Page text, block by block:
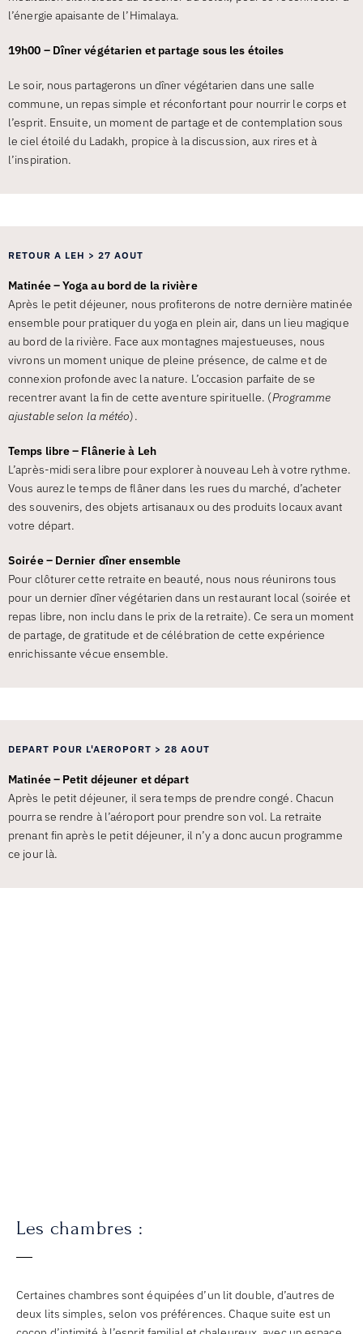
l’énergie apaisante de l’Himalaya.
19h00 – Dîner végétarien et partage sous les étoiles
Le soir, nous partagerons un dîner végétarien dans une salle
commune, un repas simple et réconfortant pour nourrir le corps et
l’esprit. Ensuite, un moment de partage et de contemplation sous
le ciel étoilé du Ladakh, propice à la discussion, aux rires et à
l’inspiration.
RETOUR A LEH > 27 AOUT
Matinée – Yoga au bord de la rivière
Après le petit déjeuner, nous profiterons de notre dernière matinée
ensemble pour pratiquer du yoga en plein air, dans un lieu magique
au bord de la rivière. Face aux montagnes majestueuses, nous
vivrons un moment unique de pleine présence, de calme et de
connexion profonde avec la nature. L’occasion parfaite de se
recentrer avant la fin de cette aventure spirituelle. (Programme
ajustable selon la météo).
Temps libre – Flânerie à Leh
L’après-midi sera libre pour explorer à nouveau Leh à votre rythme.
Vous aurez le temps de flâner dans les rues du marché, d’acheter
des souvenirs, des objets artisanaux ou des produits locaux avant
votre départ.
Soirée – Dernier dîner ensemble
Pour clôturer cette retraite en beauté, nous nous réunirons tous
pour un dernier dîner végétarien dans un restaurant local (soirée et
repas libre, non inclu dans le prix de la retraite). Ce sera un moment
de partage, de gratitude et de célébration de cette expérience
enrichissante vécue ensemble.
DEPART POUR L'AEROPORT > 28 AOUT
Matinée – Petit déjeuner et départ
Après le petit déjeuner, il sera temps de prendre congé. Chacun
pourra se rendre à l’aéroport pour prendre son vol. La retraite
prenant fin après le petit déjeuner, il n’y a donc aucun programme
ce jour là.